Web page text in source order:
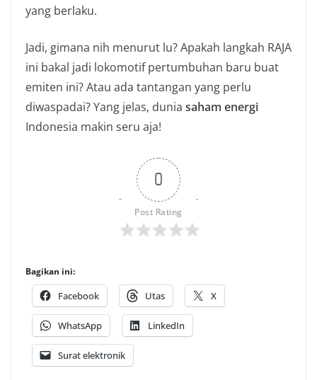
yang berlaku.
Jadi, gimana nih menurut lu? Apakah langkah RAJA
ini bakal jadi lokomotif pertumbuhan baru buat
emiten ini? Atau ada tantangan yang perlu
diwaspadai? Yang jelas, dunia saham energi
Indonesia makin seru aja!
0
Post Rating
Bagikan ini:
Facebook Utas X
WhatsApp LinkedIn
Surat elektronik